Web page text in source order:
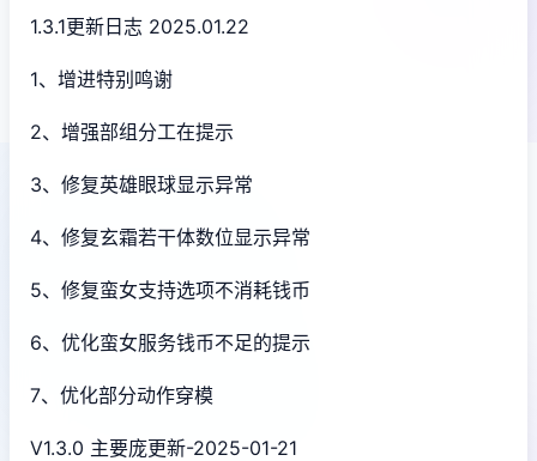
1.3.1更新日志 2025.01.22
1、增进特别鸣谢
2、增强部组分工在提示
3、修复英雄眼球显示异常
4、修复玄霜若干体数位显示异常
5、修复蛮女支持选项不消耗钱币
6、优化蛮女服务钱币不足的提示
7、优化部分动作穿模
V1.3.0 主要庞更新-2025-01-21